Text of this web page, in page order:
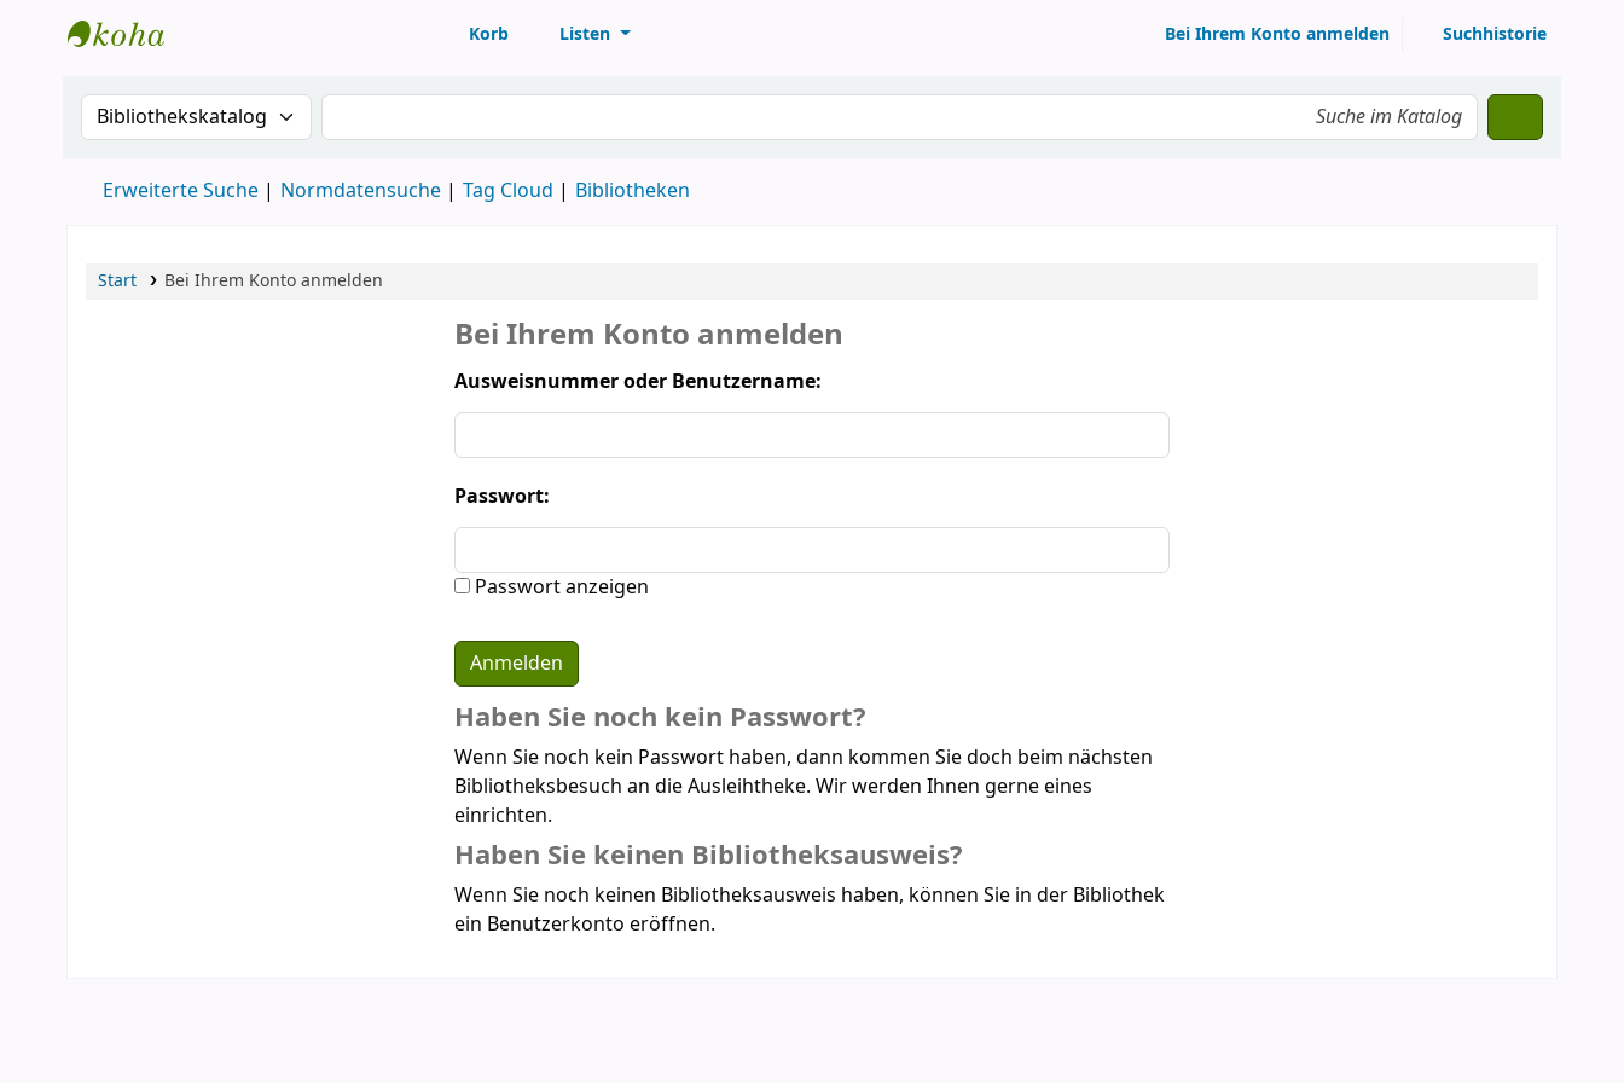
Korb Listen Bei Ihrem Konto anmelden Suchhistorie
Suche im Katalog nach:Suche im Katalog
Erweiterte Suche Normdatensuche Tag Cloud Bibliotheken
Start Bei Ihrem Konto anmelden
Bei Ihrem Konto anmelden
Ausweisnummer oder Benutzername:
Passwort:
Passwort anzeigen
Haben Sie noch kein Passwort?
Wenn Sie noch kein Passwort haben, dann kommen Sie doch beim nächsten
Bibliotheksbesuch an die Ausleihtheke. Wir werden Ihnen gerne eines
einrichten.
Haben Sie keinen Bibliotheksausweis?
Wenn Sie noch keinen Bibliotheksausweis haben, können Sie in der Bibliothek
ein Benutzerkonto eröffnen.